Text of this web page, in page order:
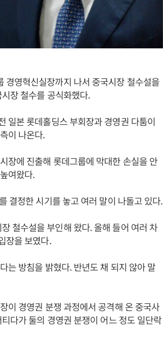
경영혁신실장까지 나서 중국시장 철수설을
장 철수를 공식화했다.
일본 롯데홀딩스 부회장과 경영권 다툼이
이 나온다.
장에 진출해 롯데그룹에 막대한 손실을 안
여왔다.
결정한 시기를 놓고 여러 말이 나돌고 있다.
철수설을 부인해 왔다. 올해 들어 여러 차
장을 보였다.
는 방침을 밝혔다. 반년도 채 되지 않아 말
이 경영권 분쟁 과정에서 공격해 온 중국사
다가 둘의 경영권 분쟁이 어느 정도 일단락